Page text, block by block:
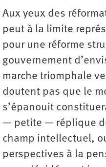
Aux yeux des
peut à la limite
pour une réforme
gouvernement
marche triomphale
doutent pas que le
s’épanouit
— petite — réplique
champ intellectuel,
perspectives à la